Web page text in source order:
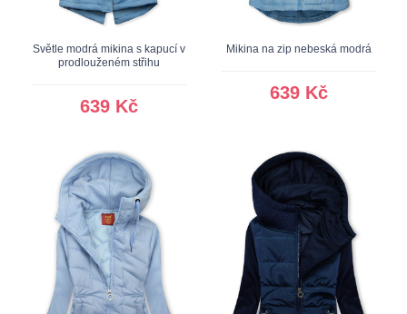
Světle modrá mikina s kapucí v
prodlouženém střihu
639 Kč
Mikina na zip nebeská modrá
639 Kč